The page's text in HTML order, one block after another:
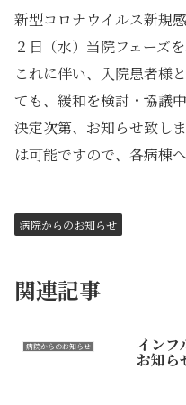
新型コロナウイルス新規
２日（水）当院フェーズ
これに伴い、入院患者様
ても、緩和を検討・協議中
決定次第、お知らせ致し
は可能ですので、各病棟
病院からのお知らせ
関連記事
病院からのお知らせ インフ
お知ら